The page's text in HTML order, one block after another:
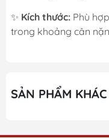
✨ Kích thước: Phù
trong khoảng cân
SẢN PHẨM KHÁC